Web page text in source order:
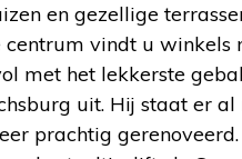
en gezellige
centrum vindt u winkels
met het lekkerste
uit. Hij staat er
prachtig gerenoveerd.